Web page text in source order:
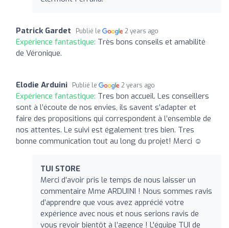
Patrick Gardet Publié le 2 years ago
Expérience fantastique: Très bons conseils et amabilité
de Véronique.
Elodie Arduini Publié le 2 years ago
Expérience fantastique: Tres bon accueil. Les conseillers
sont à l’écoute de nos envies, ils savent s’adapter et
faire des propositions qui correspondent à l’ensemble de
nos attentes. Le suivi est également tres bien. Tres
bonne communication tout au long du projet! Merci ☺️
TUI STORE
Merci d’avoir pris le temps de nous laisser un
commentaire Mme ARDUINI ! Nous sommes ravis
d’apprendre que vous avez apprécié votre
expérience avec nous et nous serions ravis de
vous revoir bientôt à l’agence ! L'équipe TUI de